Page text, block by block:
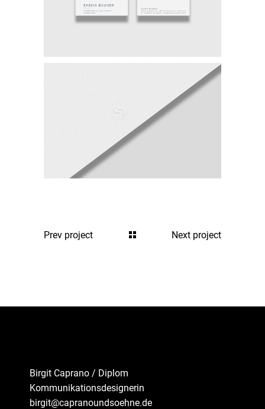
Prev project Next project
Birgit Caprano / Diplom
Kommunikationsdesignerin
birgit@capranoundsoehne.de